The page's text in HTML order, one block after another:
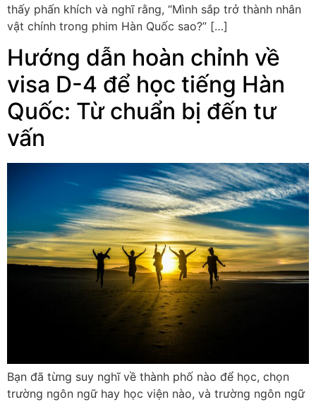
thấy phấn khích và nghĩ rằng, “Mình sắp trở thành nhân
vật chính trong phim Hàn Quốc sao?” […]
Hướng dẫn hoàn chỉnh về
visa D-4 để học tiếng Hàn
Quốc: Từ chuẩn bị đến tư
vấn
Bạn đã từng suy nghĩ về thành phố nào để học, chọn
trường ngôn ngữ hay học viện nào, và trường ngôn ngữ